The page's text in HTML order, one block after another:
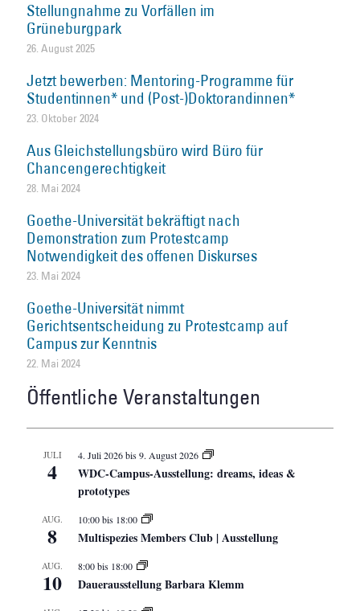
Stellungnahme zu Vorfällen im
Grüneburgpark
26. August 2025
Jetzt bewerben: Mentoring-Programme für
Studentinnen* und (Post-)Doktorandinnen*
23. Oktober 2024
Aus Gleichstellungsbüro wird Büro für
Chancengerechtigkeit
28. Mai 2024
Goethe-Universität bekräftigt nach
Demonstration zum Protestcamp
Notwendigkeit des offenen Diskurses
23. Mai 2024
Goethe-Universität nimmt
Gerichtsentscheidung zu Protestcamp auf
Campus zur Kenntnis
22. Mai 2024
Öffentliche Veranstaltungen
JULI
4
4. Juli 2026bis9. August 2026
WDC-Campus-Ausstellung: dreams, ideas &
prototypes
AUG.
8
10:00bis 18:00
Multispezies Members Club | Ausstellung
AUG.
10
8:00bis 18:00
Dauerausstellung Barbara Klemm